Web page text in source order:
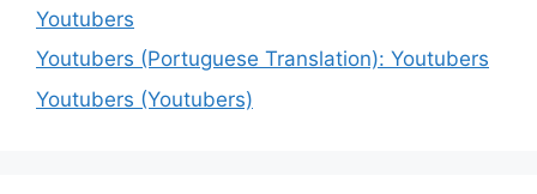
Youtubers
Youtubers (Portuguese Translation): Youtubers
Youtubers (Youtubers)